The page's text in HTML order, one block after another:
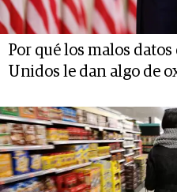
Por qué los malos
Unidos le dan algo de